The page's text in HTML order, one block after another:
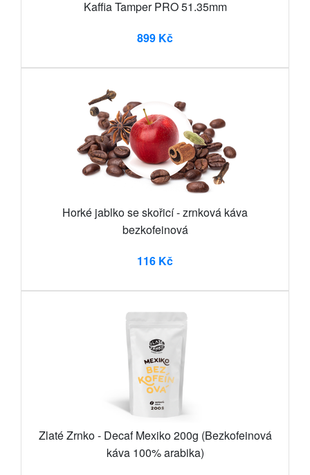
Kaffia Tamper PRO 51.35mm
899 Kč
Horké jablko se skořicí - zrnková káva
bezkofeinová
116 Kč
Zlaté Zrnko - Decaf Mexiko 200g (Bezkofeinová
káva 100% arabika)